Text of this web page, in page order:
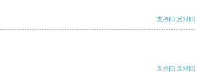
支持[0] 反对[0]
支持[0] 反对[0]